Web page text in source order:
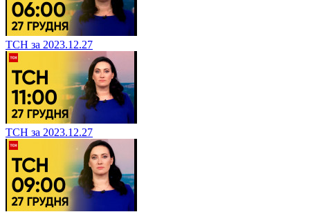
ТСН за 2023.12.27
ТСН за 2023.12.27